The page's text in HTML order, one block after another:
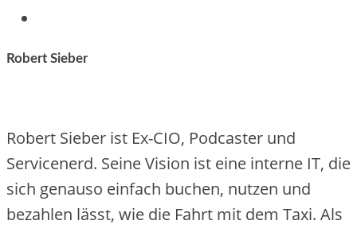
Robert Sieber
Robert Sieber ist Ex-CIO, Podcaster und
Servicenerd. Seine Vision ist eine interne IT, die
sich genauso einfach buchen, nutzen und
bezahlen lässt, wie die Fahrt mit dem Taxi. Als